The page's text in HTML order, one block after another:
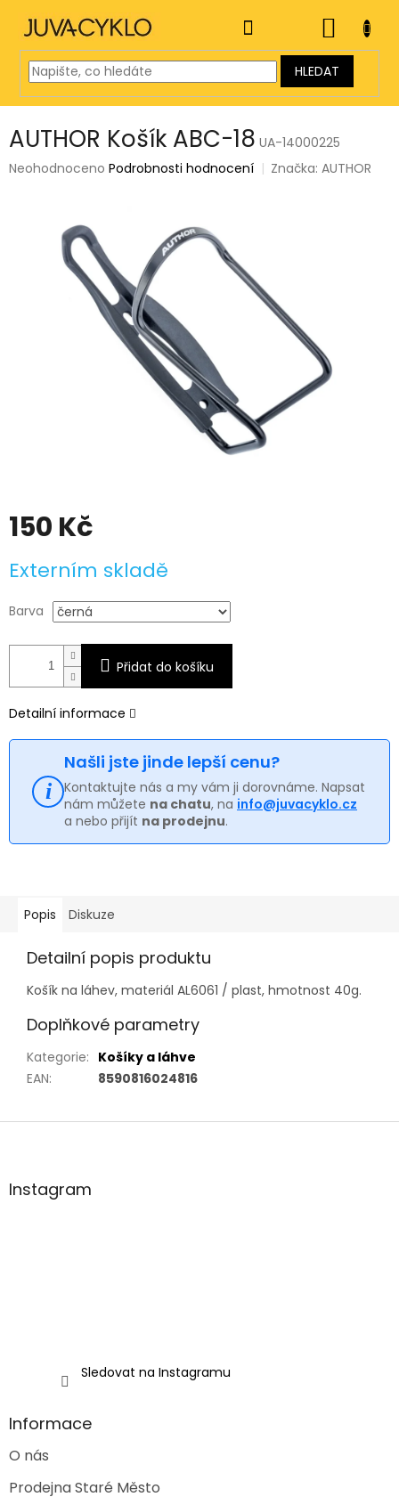
obsah
HLEDAT
KOŠÍK
AUTHOR Košík ABC-18 UA-14000225
Průměrné
Neohodnoceno Podrobnosti hodnocení Značka:AUTHOR
150 Kč
cena:
Externím skladě
Barva
Přidat do košíku
Detailní informace
Našli jste jinde lepší cenu?
Kontaktujte nás a my vám ji dorovnáme. Napsat
nám můžete na chatu, na info@juvacyklo.cz
a nebo přijít na prodejnu.
Popis Diskuze
Detailní popis produktu
Košík na láhev, materiál AL6061 / plast, hmotnost 40g.
Doplňkové parametry
Kategorie: Košíky a láhve
EAN: 8590816024816
Z
aInstagram
Sledovat na Instagramu
Informace
O nás
Prodejna Staré Město